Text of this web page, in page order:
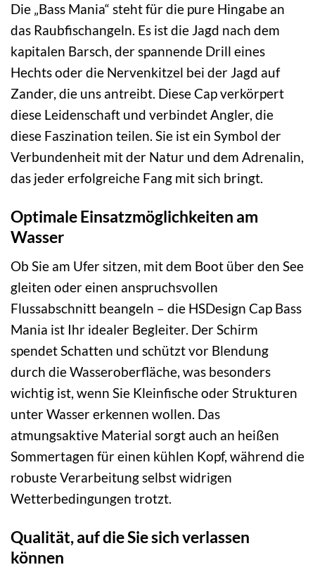
Die „Bass Mania“ steht für die pure Hingabe an
das Raubfischangeln. Es ist die Jagd nach dem
kapitalen Barsch, der spannende Drill eines
Hechts oder die Nervenkitzel bei der Jagd auf
Zander, die uns antreibt. Diese Cap verkörpert
diese Leidenschaft und verbindet Angler, die
diese Faszination teilen. Sie ist ein Symbol der
Verbundenheit mit der Natur und dem Adrenalin,
das jeder erfolgreiche Fang mit sich bringt.
Optimale Einsatzmöglichkeiten am
Wasser
Ob Sie am Ufer sitzen, mit dem Boot über den See
gleiten oder einen anspruchsvollen
Flussabschnitt beangeln – die HSDesign Cap Bass
Mania ist Ihr idealer Begleiter. Der Schirm
spendet Schatten und schützt vor Blendung
durch die Wasseroberfläche, was besonders
wichtig ist, wenn Sie Kleinfische oder Strukturen
unter Wasser erkennen wollen. Das
atmungsaktive Material sorgt auch an heißen
Sommertagen für einen kühlen Kopf, während die
robuste Verarbeitung selbst widrigen
Wetterbedingungen trotzt.
Qualität, auf die Sie sich verlassen
können